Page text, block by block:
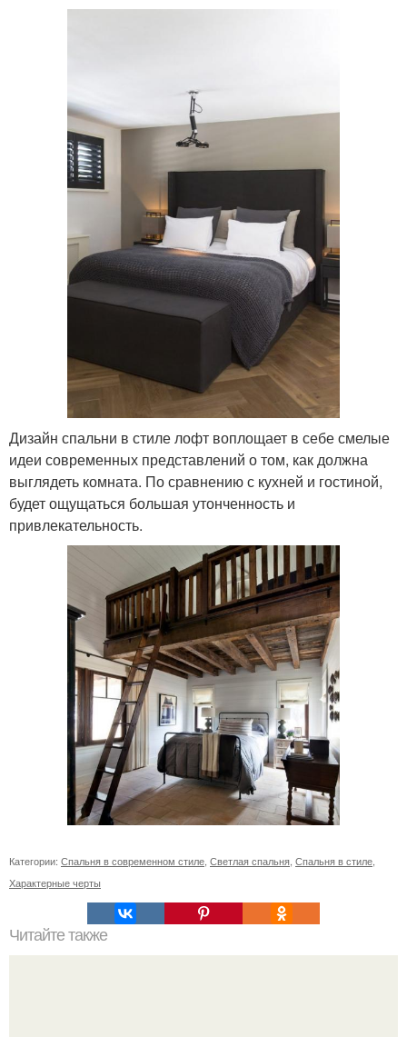
Дизайн спальни в стиле лофт воплощает в себе смелые
идеи современных представлений о том, как должна
выглядеть комната. По сравнению с кухней и гостиной,
будет ощущаться большая утонченность и
привлекательность.
Категории: Спальня в современном стиле, Светлая спальня, Спальня в стиле,
Характерные черты
Читайте также